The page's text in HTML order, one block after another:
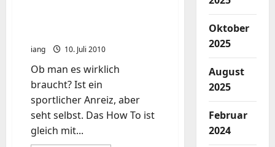
!
iang 10. Juli 2010
Ob man es wirklich
braucht? Ist ein
sportlicher Anreiz, aber
seht selbst. Das How To ist
gleich mit...
Oktober
2025
August
2025
Februar
2024